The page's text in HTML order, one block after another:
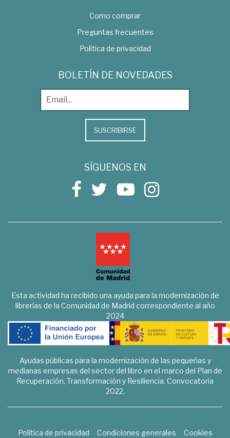
Como comprar
Preguntas frecuentes
Política de privacidad
BOLETÍN DE NOVEDADES
SUSCRIBIRSE
SÍGUENOS EN
Esta actividad ha recibido una ayuda para la modernización de
librerías de la Comunidad de Madrid correspondiente al año
2024
Ayudas públicas para la modernización de las pequeñas y
medianas empresas del sector del libro en el marco del Plan de
Recuperación, Transformación y Resiliencia. Convocatoria
2022.
Política de privacidad Condiciones generales
Cookies